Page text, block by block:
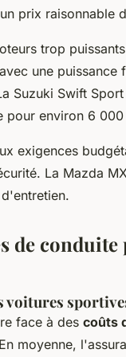
prix raisonnable
trop
une puissance
Suzuki Swift
pour environ 6
exigences
La Mazda
de conduite
voitures
face à des coûts
moyenne,